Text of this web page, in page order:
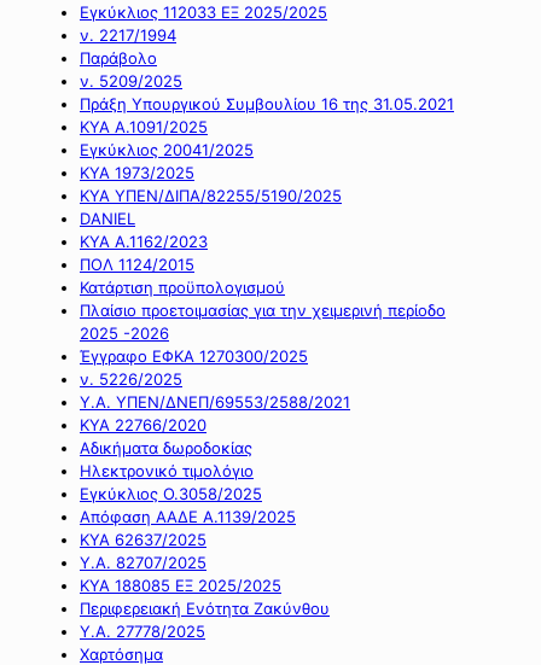
Εγκύκλιος 112033 ΕΞ 2025/2025
ν. 2217/1994
Παράβολο
ν. 5209/2025
Πράξη Υπουργικού Συμβουλίου 16 της 31.05.2021
ΚΥΑ Α.1091/2025
Εγκύκλιος 20041/2025
ΚΥΑ 1973/2025
ΚΥΑ ΥΠΕΝ/ΔΙΠΑ/82255/5190/2025
DANIEL
ΚΥΑ Α.1162/2023
ΠΟΛ 1124/2015
Κατάρτιση προϋπολογισμού
Πλαίσιο προετοιμασίας για την χειμερινή περίοδο
2025 -2026
Έγγραφο ΕΦΚΑ 1270300/2025
ν. 5226/2025
Υ.Α. ΥΠΕΝ/ΔΝΕΠ/69553/2588/2021
ΚΥΑ 22766/2020
Αδικήματα δωροδοκίας
Ηλεκτρονικό τιμολόγιο
Εγκύκλιος Ο.3058/2025
Απόφαση ΑΑΔΕ Α.1139/2025
ΚΥΑ 62637/2025
Υ.Α. 82707/2025
ΚΥΑ 188085 ΕΞ 2025/2025
Περιφερειακή Ενότητα Ζακύνθου
Υ.Α. 27778/2025
Χαρτόσημα